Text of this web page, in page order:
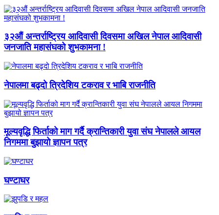
३२औं अन्तर्राष्ट्रिय आदिवासी दिवसमा अखिल नेपाल आदिवासी
जनजाति महासंघको शुभकामना !
नेपालमा बढ्दो त्रिदेशिय टकराव र भाबि राजनीति
मूल्यवृद्धि फिर्ताको माग गर्दै क्रान्तिकारी युवा संघ नेपालले आयल
निगममा बुझायो ज्ञापन पत्र
घण्टाघर